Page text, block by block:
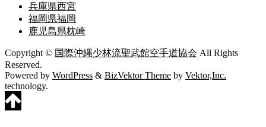
兵庫県西宮
福岡県福岡
鹿児島県枕崎
Copyright © 国際沖縄少林流聖武館空手道協会 All Rights
Reserved.
Powered by WordPress & BizVektor Theme by Vektor,Inc.
technology.